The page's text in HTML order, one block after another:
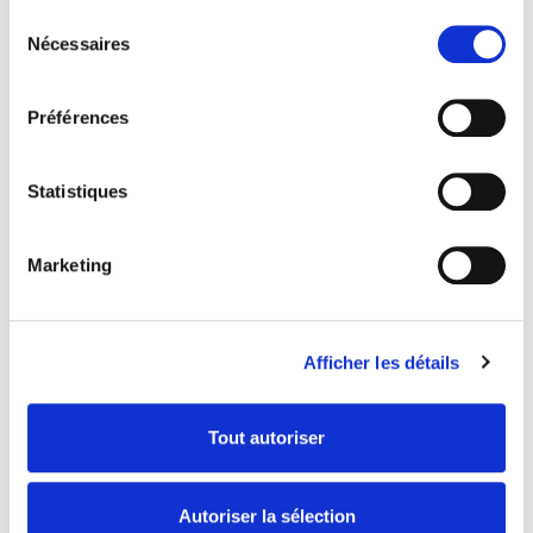
Nécessaires
Préférences
Statistiques
Marketing
Afficher les détails
Tout autoriser
Autoriser la sélection
case ci-dessus
POSTULER